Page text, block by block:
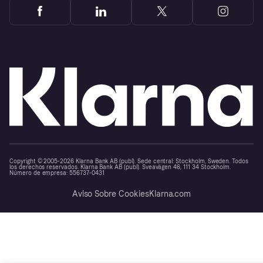
Copyright © 2005-2026 Klarna Bank AB (publ). Sede central: Stockholm, Sweden. Todos
los derechos reservados. Klarna Bank AB (publ). Sveavägen 46, 111 34 Stockholm.
Número de empresa: 556737-0431
Aviso Sobre CookiesKlarna.com